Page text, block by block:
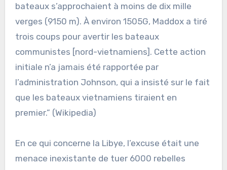
bateaux s’approchaient à moins de dix mille
verges (9150 m). À environ 1505G, Maddox a tiré
trois coups pour avertir les bateaux
communistes [nord-vietnamiens]. Cette action
initiale n’a jamais été rapportée par
l’administration Johnson, qui a insisté sur le fait
que les bateaux vietnamiens tiraient en
premier.” (Wikipedia)
En ce qui concerne la Libye, l’excuse était une
menace inexistante de tuer 6000 rebelles